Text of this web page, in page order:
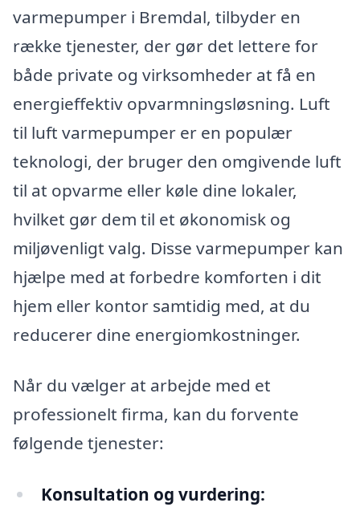
varmepumper i Bremdal, tilbyder en
række tjenester, der gør det lettere for
både private og virksomheder at få en
energieffektiv opvarmningsløsning. Luft
til luft varmepumper er en populær
teknologi, der bruger den omgivende luft
til at opvarme eller køle dine lokaler,
hvilket gør dem til et økonomisk og
miljøvenligt valg. Disse varmepumper kan
hjælpe med at forbedre komforten i dit
hjem eller kontor samtidig med, at du
reducerer dine energiomkostninger.
Når du vælger at arbejde med et
professionelt firma, kan du forvente
følgende tjenester:
Konsultation og vurdering: